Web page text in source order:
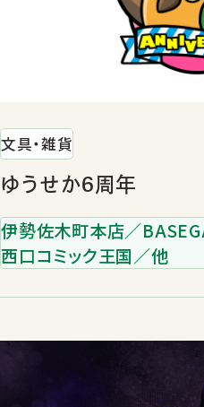
文具・雑貨
ゆうせか6周年
伊勢佐木町本店／
西口コミック王国／他